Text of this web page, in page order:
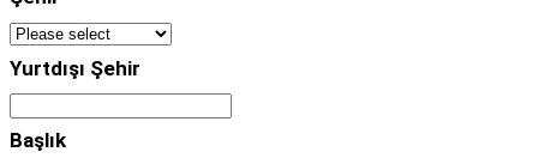
Yurtdışı Şehir
Başlık